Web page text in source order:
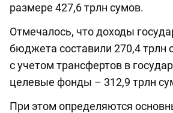
размере 427,6 трлн сумов.
Отмечалось, что доходы
бюджета составили 270,4 трлн
с учетом трансфертов в
целевые фонды – 312,9 трлн
При этом определяются